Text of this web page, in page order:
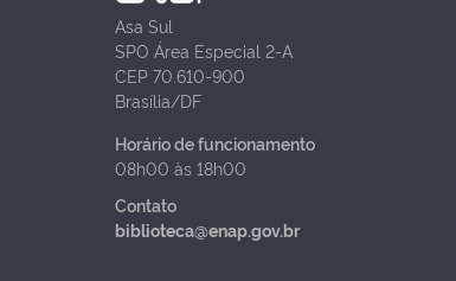
Asa Sul
SPO Área Especial 2-A
CEP 70.610-900
Brasília/DF
Horário de funcionamento
08h00 às 18h00
Contato
biblioteca@enap.gov.br